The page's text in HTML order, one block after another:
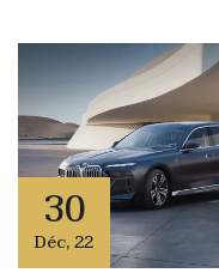
30
Déc,22